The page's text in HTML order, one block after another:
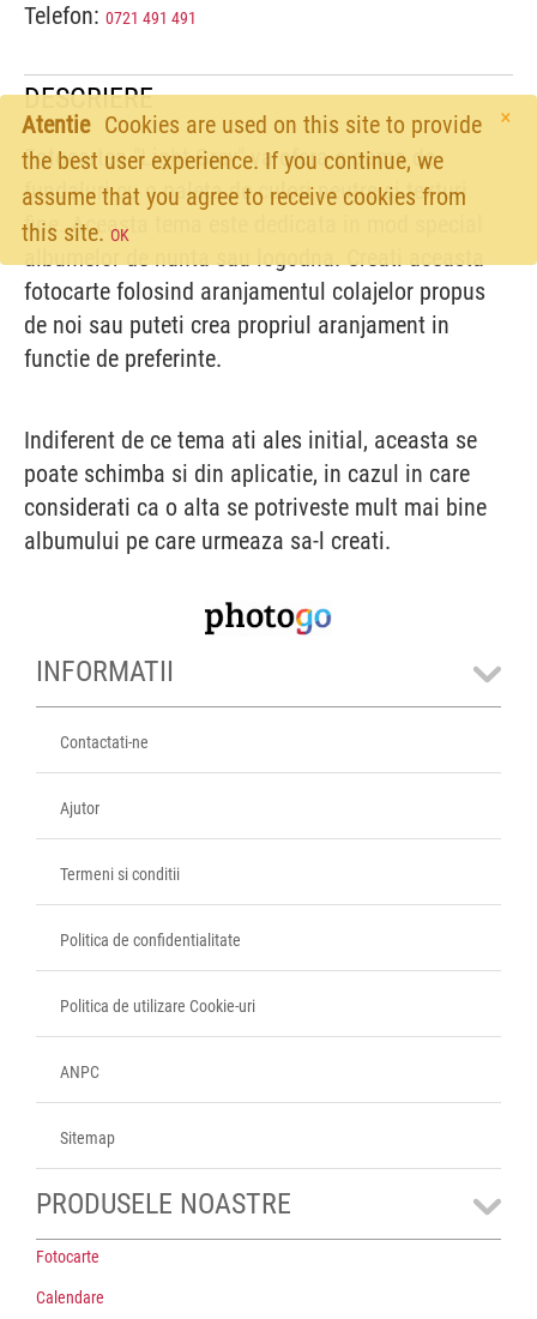
×
Atentie Cookies are used on this site to provide
the best user experience. If you continue, we
assume that you agree to receive cookies from
this site. OK
Telefon: 0721 491 491
DESCRIERE
Fotocartea "Light Grey" va ofera o gama de
fundaluri cu o paleta de culori neutre si texturi
fine. Aceasta tema este dedicata in mod special
albumelor de nunta sau logodna. Creati aceasta
fotocarte folosind aranjamentul colajelor propus
de noi sau puteti crea propriul aranjament in
functie de preferinte.
Indiferent de ce tema ati ales initial, aceasta se
poate schimba si din aplicatie, in cazul in care
considerati ca o alta se potriveste mult mai bine
albumului pe care urmeaza sa-l creati.
INFORMATII
Contactati-ne
Ajutor
Termeni si conditii
Politica de confidentialitate
Politica de utilizare Cookie-uri
ANPC
Sitemap
PRODUSELE NOASTRE
Fotocarte
Calendare